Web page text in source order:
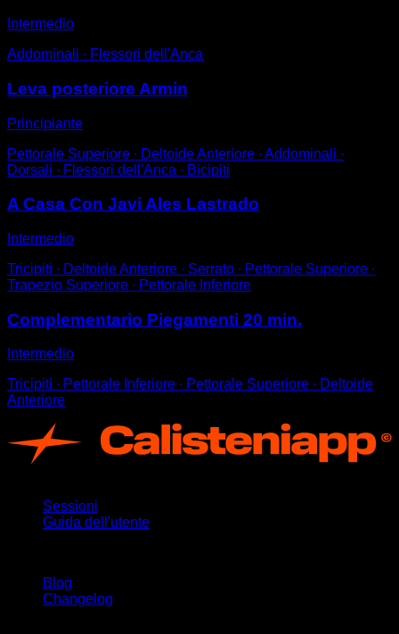
Intermedio
Addominali ∙ Flessori dell'Anca
Leva posteriore Armin
Principiante
Pettorale Superiore ∙ Deltoide Anteriore ∙ Addominali ∙
Dorsali ∙ Flessori dell'Anca ∙ Bicipiti
A Casa Con Javi Ales Lastrado
Intermedio
Tricipiti ∙ Deltoide Anteriore ∙ Serrato ∙ Pettorale Superiore ∙
Trapezio Superiore ∙ Pettorale Inferiore
Complementario Piegamenti 20 min.
Intermedio
Tricipiti ∙ Pettorale Inferiore ∙ Pettorale Superiore ∙ Deltoide
Anteriore
Sessioni
Guida dell'utente
Blog
Changelog